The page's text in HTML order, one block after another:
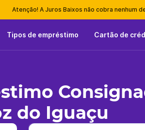
Atenção! A Juros Baixos não cobra nenhum
Tipos de empréstimo Cartão de
do Iguaçu